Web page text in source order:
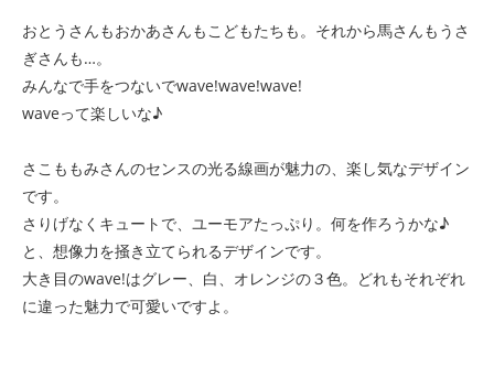
おとうさんもおかあさんもこどもたちも。それから馬さんもうさ
ぎさんも…。
みんなで手をつないでwave!wave!wave!
waveって楽しいな♪
さこももみさんのセンスの光る線画が魅力の、楽し気なデザイン
です。
さりげなくキュートで、ユーモアたっぷり。何を作ろうかな♪
と、想像力を掻き立てられるデザインです。
大き目のwave!はグレー、白、オレンジの３色。どれもそれぞれ
に違った魅力で可愛いですよ。